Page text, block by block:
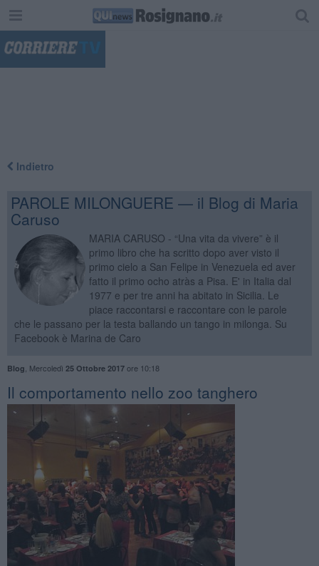
Indietro
PAROLE MILONGUERE — il Blog di Maria
Caruso
MARIA CARUSO - “Una vita da vivere” è il
primo libro che ha scritto dopo aver visto il
primo cielo a San Felipe in Venezuela ed aver
fatto il primo ocho atràs a Pisa. E' in Italia dal
1977 e per tre anni ha abitato in Sicilia. Le
piace raccontarsi e raccontare con le parole
che le passano per la testa ballando un tango in milonga. Su
Facebook è Marina de Caro
Blog Mercoledì 25 Ottobre 2017ore 10:18
Il comportamento nello zoo tanghero